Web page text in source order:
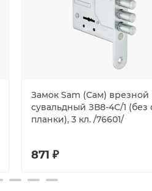
Замок Sam (Сам) врезной
сувальдный ЗВ8-4С/1 (без
планки), 3 кл. /76601/
871 ₽